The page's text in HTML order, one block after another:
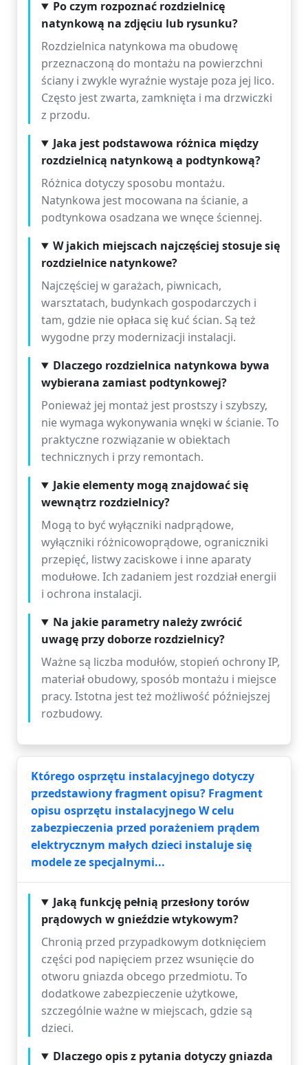
Po czym rozpoznać rozdzielnicę
natynkową na zdjęciu lub rysunku?
Rozdzielnica natynkowa ma obudowę
przeznaczoną do montażu na powierzchni
ściany i zwykle wyraźnie wystaje poza jej lico.
Często jest zwarta, zamknięta i ma drzwiczki
z przodu.
Jaka jest podstawowa różnica między
rozdzielnicą natynkową a podtynkową?
Różnica dotyczy sposobu montażu.
Natynkowa jest mocowana na ścianie, a
podtynkowa osadzana we wnęce ściennej.
W jakich miejscach najczęściej stosuje się
rozdzielnice natynkowe?
Najczęściej w garażach, piwnicach,
warsztatach, budynkach gospodarczych i
tam, gdzie nie opłaca się kuć ścian. Są też
wygodne przy modernizacji instalacji.
Dlaczego rozdzielnica natynkowa bywa
wybierana zamiast podtynkowej?
Ponieważ jej montaż jest prostszy i szybszy,
nie wymaga wykonywania wnęki w ścianie. To
praktyczne rozwiązanie w obiektach
technicznych i przy remontach.
Jakie elementy mogą znajdować się
wewnątrz rozdzielnicy?
Mogą to być wyłączniki nadprądowe,
wyłączniki różnicowoprądowe, ograniczniki
przepięć, listwy zaciskowe i inne aparaty
modułowe. Ich zadaniem jest rozdział energii
i ochrona instalacji.
Na jakie parametry należy zwrócić
uwagę przy doborze rozdzielnicy?
Ważne są liczba modułów, stopień ochrony IP,
materiał obudowy, sposób montażu i miejsce
pracy. Istotna jest też możliwość późniejszej
rozbudowy.
Którego osprzętu instalacyjnego dotyczy
przedstawiony fragment opisu? Fragment
opisu osprzętu instalacyjnego W celu
zabezpieczenia przed porażeniem prądem
elektrycznym małych dzieci instaluje się
modele ze specjalnymi...
Jaką funkcję pełnią przesłony torów
prądowych w gnieździe wtykowym?
Chronią przed przypadkowym dotknięciem
części pod napięciem przez wsunięcie do
otworu gniazda obcego przedmiotu. To
dodatkowe zabezpieczenie użytkowe,
szczególnie ważne w miejscach, gdzie są
dzieci.
Dlaczego opis z pytania dotyczy gniazda